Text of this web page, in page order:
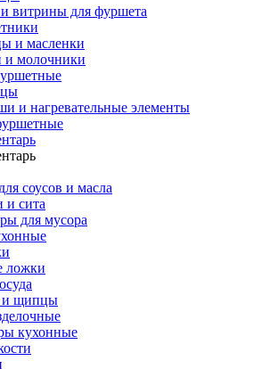
витрины для фуршета
и масленки
и молочники
и нагревательные элементы
соусов и масла
и сита
для мусора
ложки
и щипцы
кухонные